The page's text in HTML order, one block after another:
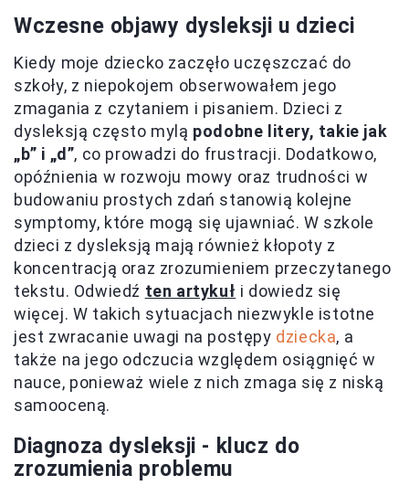
Wczesne objawy dysleksji u dzieci
Kiedy moje dziecko zaczęło uczęszczać do
szkoły, z niepokojem obserwowałem jego
zmagania z czytaniem i pisaniem. Dzieci z
dysleksją często mylą podobne litery, takie jak
„b” i „d”, co prowadzi do frustracji. Dodatkowo,
opóźnienia w rozwoju mowy oraz trudności w
budowaniu prostych zdań stanowią kolejne
symptomy, które mogą się ujawniać. W szkole
dzieci z dysleksją mają również kłopoty z
koncentracją oraz zrozumieniem przeczytanego
tekstu. Odwiedź ten artykuł i dowiedz się
więcej. W takich sytuacjach niezwykle istotne
jest zwracanie uwagi na postępy dziecka, a
także na jego odczucia względem osiągnięć w
nauce, ponieważ wiele z nich zmaga się z niską
samooceną.
Diagnoza dysleksji - klucz do
zrozumienia problemu